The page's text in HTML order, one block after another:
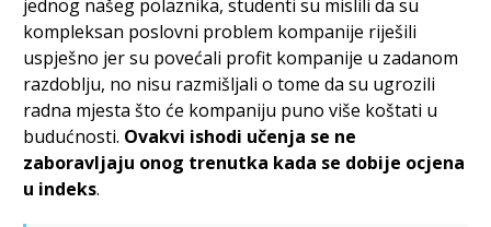
jednog našeg polaznika, studenti su mislili da su
kompleksan poslovni problem kompanije riješili
uspješno jer su povećali profit kompanije u zadanom
razdoblju, no nisu razmišljali o tome da su ugrozili
radna mjesta što će kompaniju puno više koštati u
budućnosti. Ovakvi ishodi učenja se ne
zaboravljaju onog trenutka kada se dobije ocjena
u indeks.